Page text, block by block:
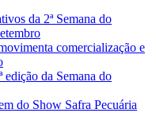
da 2ª Semana do
comercialização e
da Semana do
do Show Safra Pecuária